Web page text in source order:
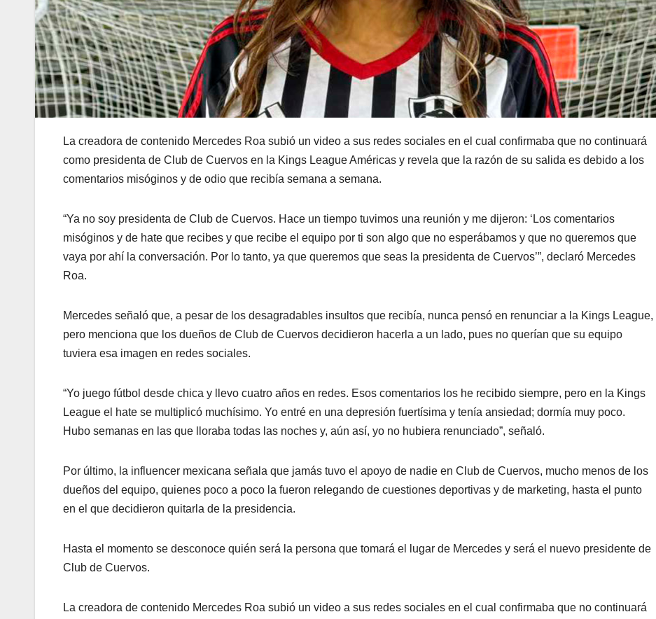
La creadora de contenido Mercedes Roa subió un video a sus redes sociales en el cual confirmaba que no continuará
como presidenta de Club de Cuervos en la Kings League Américas y revela que la razón de su salida es debido a los
comentarios misóginos y de odio que recibía semana a semana.
“Ya no soy presidenta de Club de Cuervos. Hace un tiempo tuvimos una reunión y me dijeron: ‘Los comentarios
misóginos y de hate que recibes y que recibe el equipo por ti son algo que no esperábamos y que no queremos que
vaya por ahí la conversación. Por lo tanto, ya que queremos que seas la presidenta de Cuervos’”, declaró Mercedes
Roa.
Mercedes señaló que, a pesar de los desagradables insultos que recibía, nunca pensó en renunciar a la Kings League,
pero menciona que los dueños de Club de Cuervos decidieron hacerla a un lado, pues no querían que su equipo
tuviera esa imagen en redes sociales.
“Yo juego fútbol desde chica y llevo cuatro años en redes. Esos comentarios los he recibido siempre, pero en la Kings
League el hate se multiplicó muchísimo. Yo entré en una depresión fuertísima y tenía ansiedad; dormía muy poco.
Hubo semanas en las que lloraba todas las noches y, aún así, yo no hubiera renunciado”, señaló.
Por último, la influencer mexicana señala que jamás tuvo el apoyo de nadie en Club de Cuervos, mucho menos de los
dueños del equipo, quienes poco a poco la fueron relegando de cuestiones deportivas y de marketing, hasta el punto
en el que decidieron quitarla de la presidencia.
Hasta el momento se desconoce quién será la persona que tomará el lugar de Mercedes y será el nuevo presidente de
Club de Cuervos.
La creadora de contenido Mercedes Roa subió un video a sus redes sociales en el cual confirmaba que no continuará